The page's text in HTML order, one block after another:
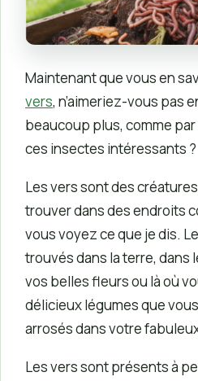
Maintenant que vous en
vers, n’aimeriez-vous pas
beaucoup plus, comme
ces insectes intéressants ?
Les vers sont des
trouver dans des endroits
vous voyez ce que je dis.
trouvés dans la terre, dans
vos belles fleurs ou là où
délicieux légumes que
arrosés dans votre
Les vers sont présents à